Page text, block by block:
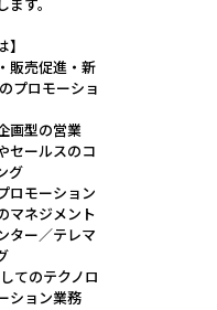
す。
】
販売促進・新
プロモーショ
画型の営業
セールスのコ
グ
ロモーション
マネジメント
ター／テレマ
てのテクノロ
ション業務